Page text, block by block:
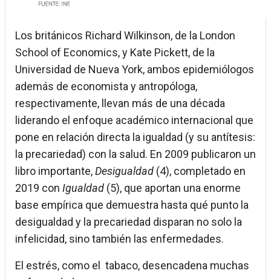
Los británicos Richard Wilkinson, de la London
School of Economics, y Kate Pickett, de la
Universidad de Nueva York, ambos epidemiólogos
además de economista y antropóloga,
respectivamente, llevan más de una década
liderando el enfoque académico internacional que
pone en relación directa la igualdad (y su antítesis:
la precariedad) con la salud. En 2009 publicaron un
libro importante,Desigualdad (4), completado en
2019 con Igualdad (5), que aportan una enorme
base empírica que demuestra hasta qué punto la
desigualdad y la precariedad disparan no solo la
infelicidad, sino también las enfermedades.
El estrés, como el tabaco, desencadena muchas